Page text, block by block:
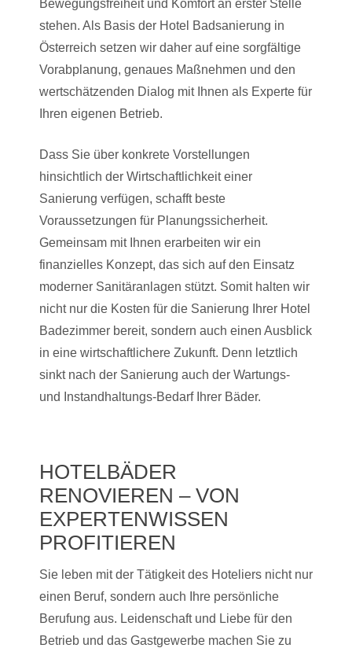
Bewegungsfreiheit und Komfort an erster Stelle
stehen. Als Basis der Hotel Badsanierung in
Österreich setzen wir daher auf eine sorgfältige
Vorabplanung, genaues Maßnehmen und den
wertschätzenden Dialog mit Ihnen als Experte für
Ihren eigenen Betrieb.
Dass Sie über konkrete Vorstellungen
hinsichtlich der Wirtschaftlichkeit einer
Sanierung verfügen, schafft beste
Voraussetzungen für Planungssicherheit.
Gemeinsam mit Ihnen erarbeiten wir ein
finanzielles Konzept, das sich auf den Einsatz
moderner Sanitäranlagen stützt. Somit halten wir
nicht nur die Kosten für die Sanierung Ihrer Hotel
Badezimmer bereit, sondern auch einen Ausblick
in eine wirtschaftlichere Zukunft. Denn letztlich
sinkt nach der Sanierung auch der Wartungs-
und Instandhaltungs-Bedarf Ihrer Bäder.
HOTELBÄDER
RENOVIEREN – VON
EXPERTENWISSEN
PROFITIEREN
Sie leben mit der Tätigkeit des Hoteliers nicht nur
einen Beruf, sondern auch Ihre persönliche
Berufung aus. Leidenschaft und Liebe für den
Betrieb und das Gastgewerbe machen Sie zu